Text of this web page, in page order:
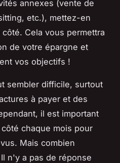
annexes (vente de
etc.), mettez-en
Cela vous permettra
de votre épargne et
vos objectifs !
sembler difficile, surtout
à payer et des
il est important
chaque mois pour
Mais combien
n'y a pas de réponse